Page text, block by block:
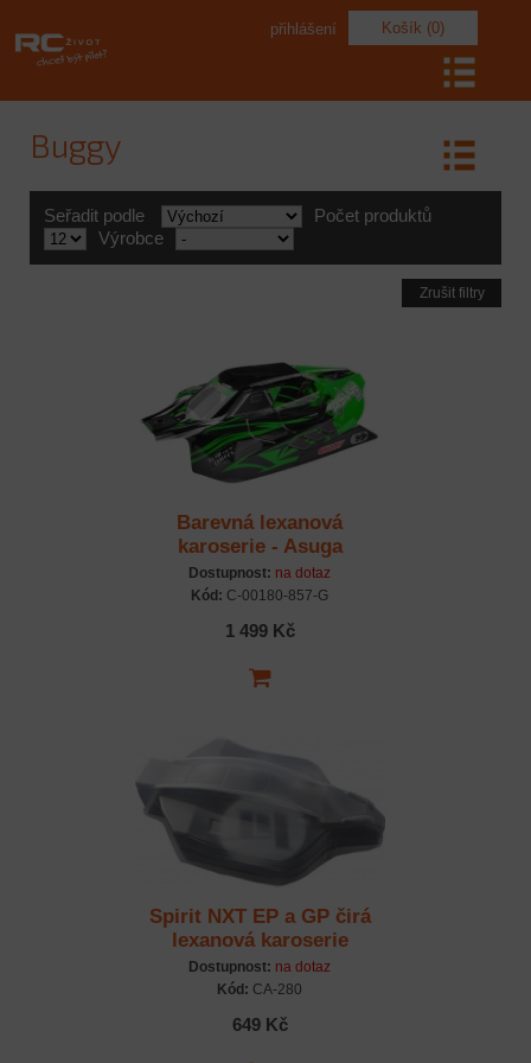
Košík (0)
přihlášení
Buggy
Seřadit podle
Počet produktů
Výrobce
Zrušit filtry
Barevná lexanová
karoserie - Asuga
ASUGA XLR -
předříznutá - zelená - 1
Dostupnost: na dotaz
Kód: C-00180-857-G
1 499 Kč
Spirit NXT EP a GP čirá
lexanová karoserie
Dostupnost: na dotaz
Kód: CA-280
649 Kč